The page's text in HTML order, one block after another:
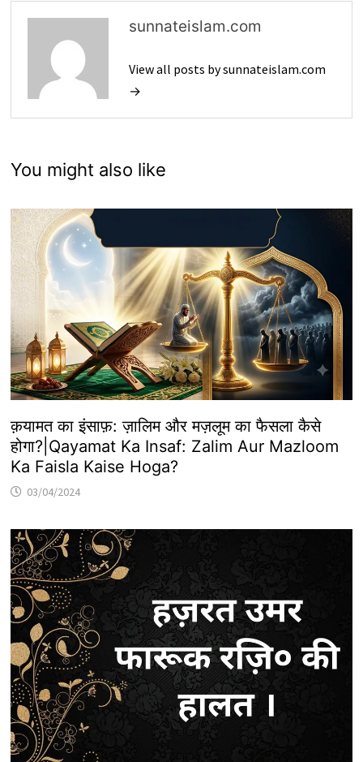
sunnateislam.com
View all posts by sunnateislam.com
→
You might also like
क़यामत का इंसाफ़: ज़ालिम और मज़लूम का फैसला कैसे
होगा?|Qayamat Ka Insaf: Zalim Aur Mazloom
Ka Faisla Kaise Hoga?
03/04/2024